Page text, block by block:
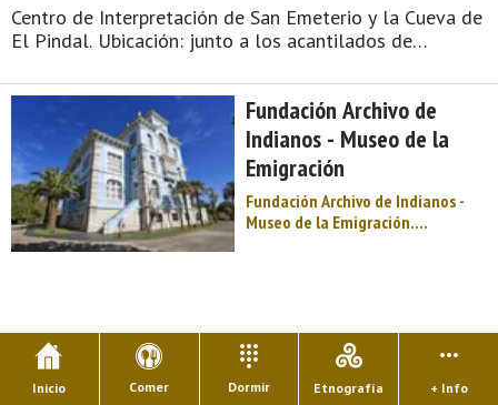
Centro de Interpretación de San Emeterio y la Cueva de
El Pindal. Ubicación: junto a los acantilados de
Colombres, capital del concejo o municipio asturiano de
Ribadedeva. HORARIOS. Martes a d ...Fundación Archivo de
Indianos - Museo de la
Emigración
Fundación Archivo de Indianos -
Museo de la Emigración.
enero, 25 de diciembre, tard ...
Inicio Comer Dormir Etnografía + Info